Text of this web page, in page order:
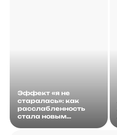
Эффект «я не
старалась»: как
расслабленность
стала новым